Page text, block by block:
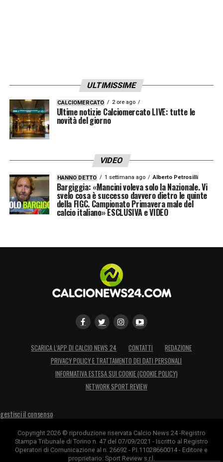
ULTIMISSIME
CALCIOMERCATO 2 ore ago
Ultime notizie Calciomercato LIVE: tutte le
novità del giorno
VIDEO
HANNO DETTO 1 settimana ago Alberto Petrosilli
Bargiggia: «Mancini voleva solo la Nazionale. Vi
svelo cosa è successo davvero dietro le quinte
della FIGC. Campionato Primavera male del
calcio italiano» ESCLUSIVA e VIDEO
SCARICA L’APP DI CALCIO NEWS 24 CONTATTI
REDAZIONE
PRIVACY POLICY E TRATTAMENTO DEI DATI PERSONALI
INFORMATIVA ESTESA SUI COOKIE (COOKIE POLICY)
NETWORK SPORT REVIEW
gestisci il consenso
Copyright 2026 © riproduzione riservata Calcio News 24 -Registro
Stampa Tribunale di Torino n. 47 del 07/09/2021 - Iscritto al Registro
Operatori di Comunicazione al n. 26692 - P.I.11028660014 - Editore e
proprietario: Sport Review s.r.l.